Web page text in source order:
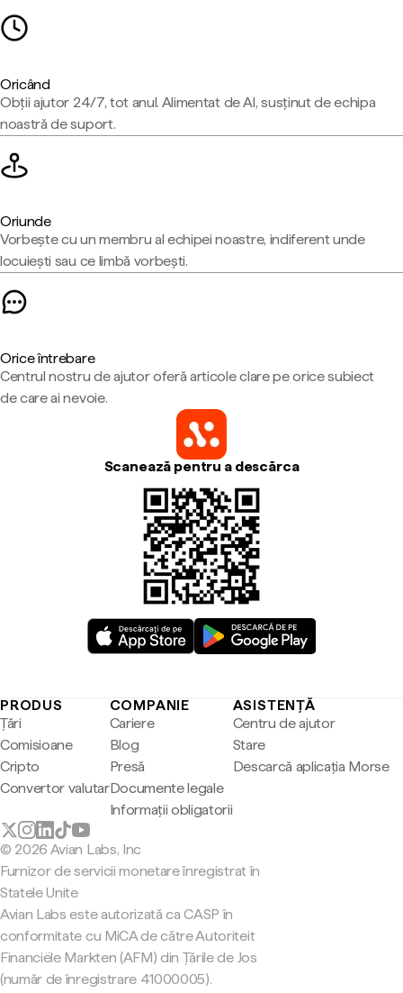
Oricând
Obții ajutor 24/7, tot anul. Alimentat de AI, susținut de echipa
noastră de suport.
Oriunde
Vorbește cu un membru al echipei noastre, indiferent unde
locuiești sau ce limbă vorbești.
Orice întrebare
Centrul nostru de ajutor oferă articole clare pe orice subiect
de care ai nevoie.
Scanează pentru a descărca
PRODUS
Țări
Comisioane
Cripto
Convertor valutar
COMPANIE
Cariere
Blog
Presă
Documente legale
Informații obligatorii
ASISTENȚĂ
Centru de ajutor
Stare
Descarcă aplicația Morse
© 2026 Avian Labs, Inc
Furnizor de servicii monetare înregistrat în
Statele Unite
Avian Labs este autorizată ca CASP în
conformitate cu MiCA de către Autoriteit
Financiële Markten (AFM) din Țările de Jos
(număr de înregistrare 41000005).